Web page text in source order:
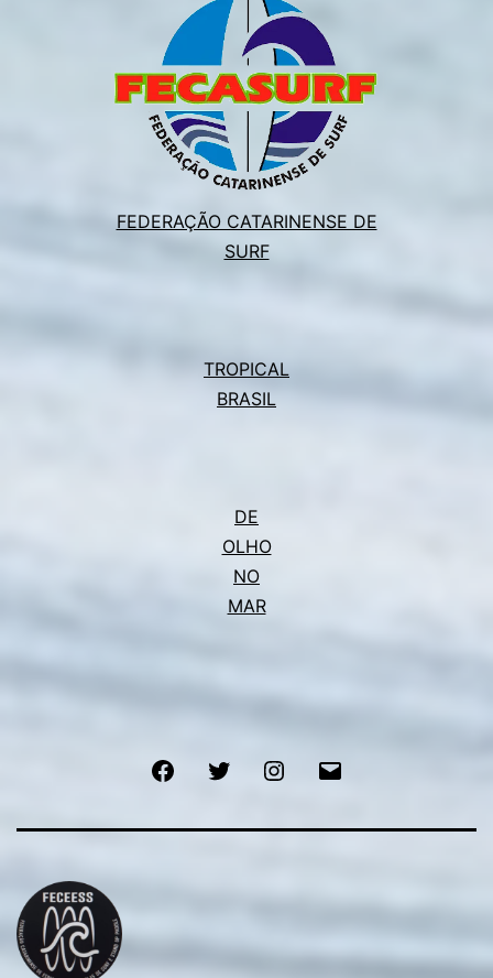
FEDERAÇÃO CATARINENSE DE
SURF
TROPICAL
BRASIL
DE
OLHO
NO
MAR
FacebookTwitter Instagram